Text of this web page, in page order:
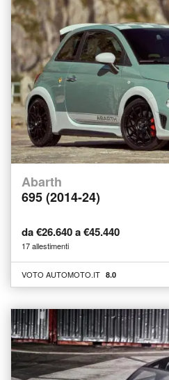
Abarth
695 (2014-24)
da €26.640 a €45.440
17 allestimenti
VOTO AUTOMOTO.IT 8.0